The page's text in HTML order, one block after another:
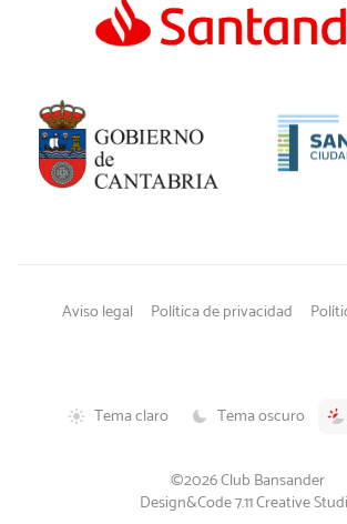
Aviso legal Política de privacidad
Tema claro Tema oscuro
©2026 Club Bansander
Design&Code 7.11 Creative